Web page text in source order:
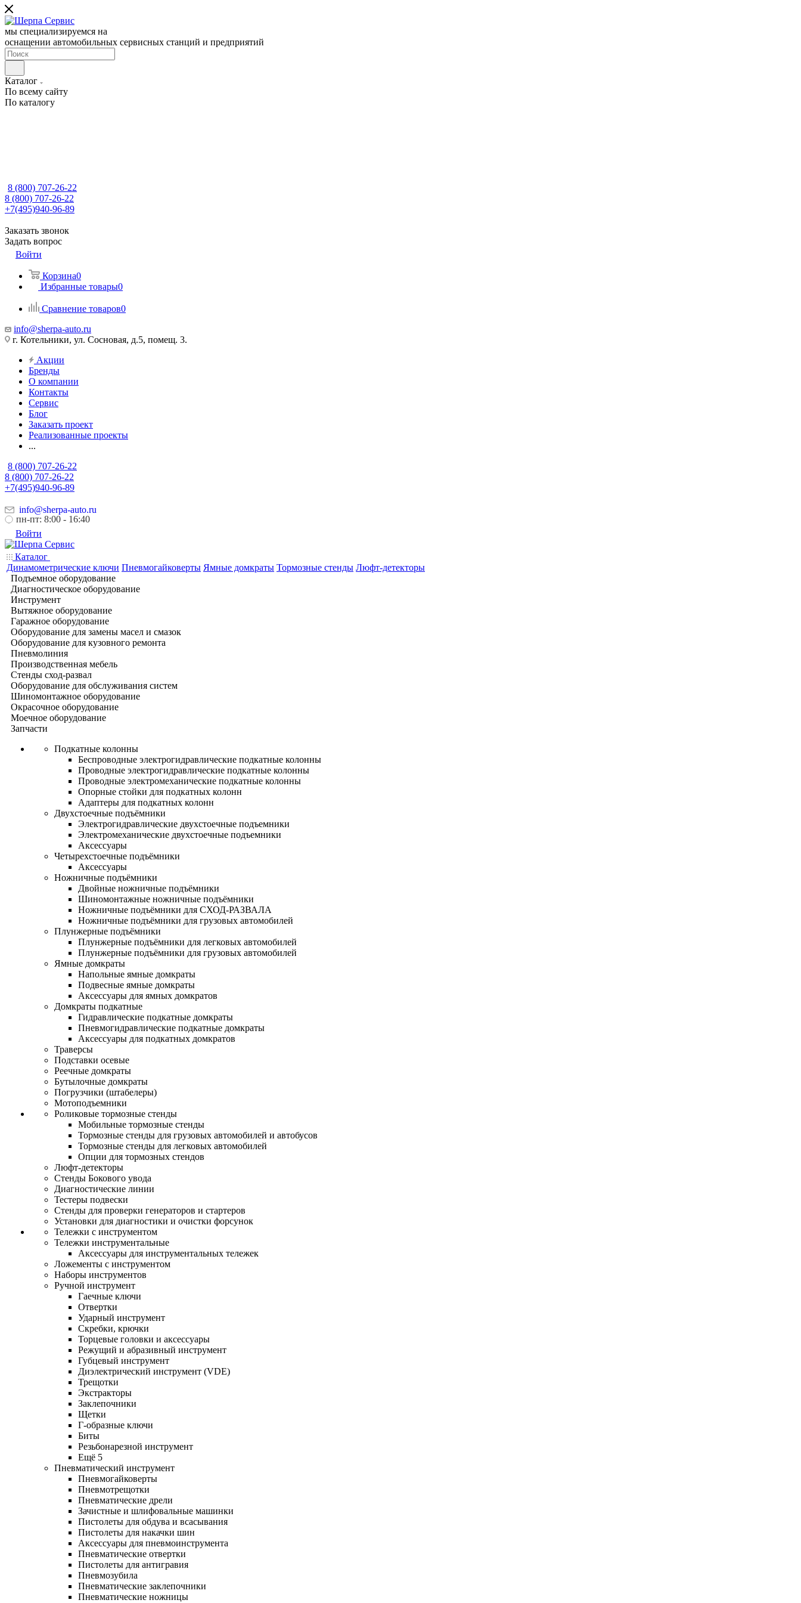
мы специализируемся на
оснащении автомобильных сервисных станций и предприятий
Каталог
По всему сайту
По каталогу
8 (800) 707-26-22
8 (800) 707-26-22
+7(495)940-96-89
Заказать звонок
Задать вопрос
Войти
Корзина0
Избранные товары0
Сравнение товаров0
info@sherpa-auto.ru
г. Котельники, ул. Сосновая, д.5, помещ. 3.
Акции
Бренды
О компании
Контакты
Сервис
Блог
Заказать проект
Реализованные проекты
...
8 (800) 707-26-22
8 (800) 707-26-22
+7(495)940-96-89
info@sherpa-auto.ru
пн-пт: 8:00 - 16:40
Войти
Каталог
Динамометрические ключи Пневмогайковерты Ямные домкраты Тормозные стенды Люфт-детекторы
Подъемное оборудование
Диагностическое оборудование
Инструмент
Вытяжное оборудование
Гаражное оборудование
Оборудование для замены масел и смазок
Оборудование для кузовного ремонта
Пневмолиния
Производственная мебель
Стенды сход-развал
Оборудование для обслуживания систем
Шиномонтажное оборудование
Окрасочное оборудование
Моечное оборудование
Запчасти
Подкатные колонны
Беспроводные электрогидравлические подкатные колонны
Проводные электрогидравлические подкатные колонны
Проводные электромеханические подкатные колонны
Опорные стойки для подкатных колонн
Адаптеры для подкатных колонн
Двухстоечные подъёмники
Электрогидравлические двухстоечные подъемники
Электромеханические двухстоечные подъемники
Аксессуары
Четырехстоечные подъёмники
Аксессуары
Ножничные подъёмники
Двойные ножничные подъёмники
Шиномонтажные ножничные подъёмники
Ножничные подъёмники для СХОД-РАЗВАЛА
Ножничные подъёмники для грузовых автомобилей
Плунжерные подъёмники
Плунжерные подъёмники для легковых автомобилей
Плунжерные подъёмники для грузовых автомобилей
Ямные домкраты
Напольные ямные домкраты
Подвесные ямные домкраты
Аксессуары для ямных домкратов
Домкраты подкатные
Гидравлические подкатные домкраты
Пневмогидравлические подкатные домкраты
Аксессуары для подкатных домкратов
Траверсы
Подставки осевые
Реечные домкраты
Бутылочные домкраты
Погрузчики (штабелеры)
Мотоподъемники
Роликовые тормозные стенды
Мобильные тормозные стенды
Тормозные стенды для грузовых автомобилей и автобусов
Тормозные стенды для легковых автомобилей
Опции для тормозных стендов
Люфт-детекторы
Стенды Бокового увода
Диагностические линии
Тестеры подвески
Стенды для проверки генераторов и стартеров
Установки для диагностики и очистки форсунок
Тележки с инструментом
Тележки инструментальные
Аксессуары для инструментальных тележек
Ложементы с инструментом
Наборы инструментов
Ручной инструмент
Гаечные ключи
Отвертки
Ударный инструмент
Скребки, крючки
Торцевые головки и аксессуары
Режущий и абразивный инструмент
Губцевый инструмент
Диэлектрический инструмент (VDE)
Трещотки
Экстракторы
Заклепочники
Щетки
Г-образные ключи
Биты
Резьбонарезной инструмент
Ещё 5
Пневматический инструмент
Пневмогайковерты
Пневмотрещотки
Пневматические дрели
Зачистные и шлифовальные машинки
Пистолеты для обдува и всасывания
Пистолеты для накачки шин
Аксессуары для пневмоинструмента
Пневматические отвертки
Пистолеты для антигравия
Пневмозубила
Пневматические заклепочники
Пневматические ножницы